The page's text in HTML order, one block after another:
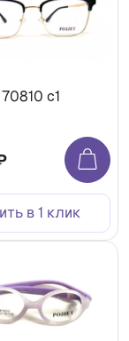
с1
в 1 клик